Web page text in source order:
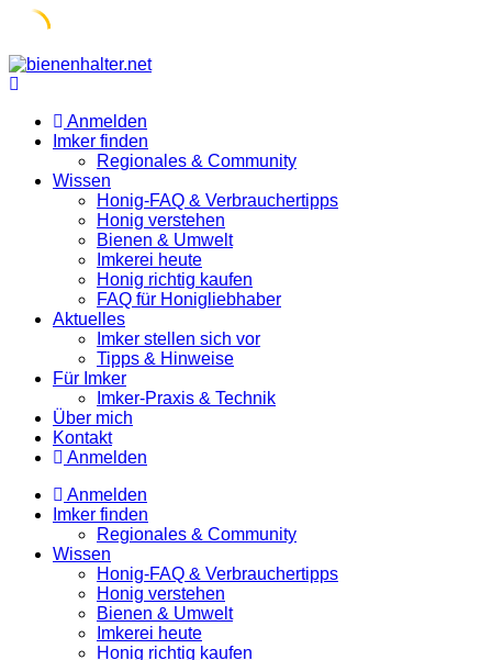
Skip
to
Anmelden
Imker finden
Regionales & Community
Wissen
Honig-FAQ & Verbrauchertipps
Honig verstehen
Bienen & Umwelt
Imkerei heute
Honig richtig kaufen
FAQ für Honigliebhaber
Aktuelles
Imker stellen sich vor
Tipps & Hinweise
Für Imker
Imker-Praxis & Technik
Über mich
Kontakt
Anmelden
Anmelden
Imker finden
Regionales & Community
Wissen
Honig-FAQ & Verbrauchertipps
Honig verstehen
Bienen & Umwelt
Imkerei heute
Honig richtig kaufen